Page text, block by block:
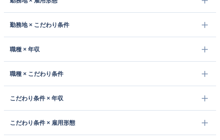
勤務地 × こだわり条件
職種 × 年収
職種 × こだわり条件
こだわり条件 × 年収
こだわり条件 × 雇用形態